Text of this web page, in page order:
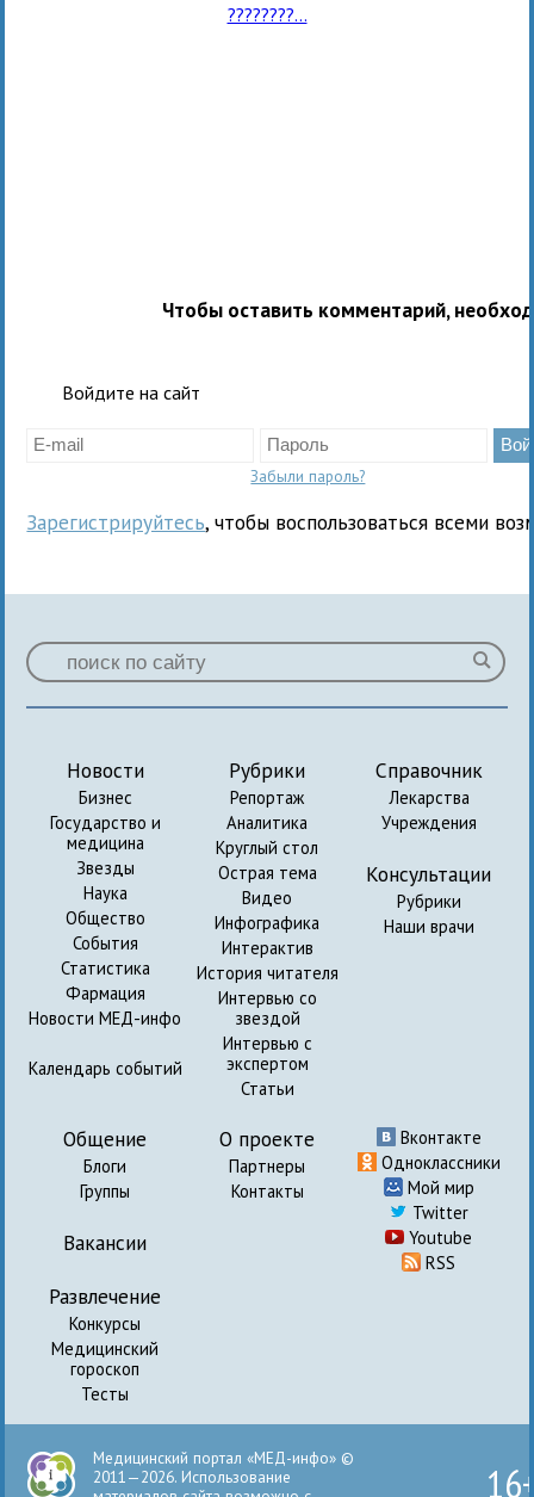
????????...
Чтобы оставить комментарий,
Войдите на сайт
Забыли пароль?
Зарегистрируйтесь, чтобы воспользоваться всеми
Новости
Бизнес
Государство и
медицина
Звезды
Наука
Общество
События
Статистика
Фармация
Новости МЕД-инфо
Календарь событий
Рубрики
Репортаж
Аналитика
Круглый стол
Острая тема
Видео
Инфографика
Интерактив
История читателя
Интервью со
звездой
Интервью с
экспертом
Статьи
Справочник
Лекарства
Учреждения
Консультации
Рубрики
Наши врачи
Общение
Блоги
Группы
Вакансии
Развлечение
Конкурсы
Медицинский
гороскоп
Тесты
О проекте
Партнеры
Контакты
Вконтакте
Одноклассники
Мой мир
Twitter
Youtube
RSS
Медицинский портал «МЕД-инфо» ©
2011—2026. Использование